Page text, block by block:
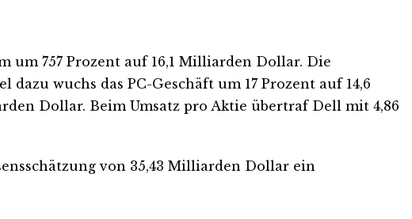
um 757 Prozent auf 16,1 Milliarden Dollar. Die
wuchs das PC-Geschäft um 17 Prozent auf 14,6
Dollar. Beim Umsatz pro Aktie übertraf Dell mit 4,86
von 35,43 Milliarden Dollar ein